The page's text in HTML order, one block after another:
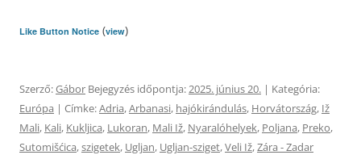
Like Button Notice (view)
Szerző:Gábor Bejegyzés időpontja:2025. június 20. | Kategória:
Európa | Címke:Adria,Arbanasi, hajókirándulás, Horvátország, Iž
Mali, Kali, Kukljica, Lukoran, Mali Iž, Nyaralóhelyek, Poljana, Preko,
Sutomišćica,szigetek, Ugljan, Ugljan-sziget,Veli Iž,Zára - Zadar